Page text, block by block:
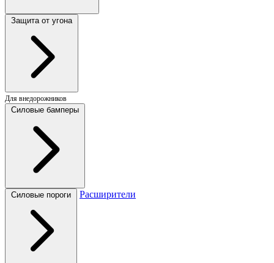
Защита от угона
Для внедорожников
Силовые бамперы
Силовые пороги Расширители